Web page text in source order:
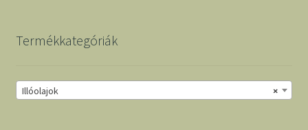
Termékkategóriák
×
Illóolajok